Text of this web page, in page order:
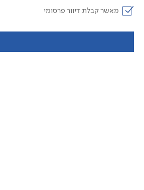
מאשר קבלת דיוור פרסומי